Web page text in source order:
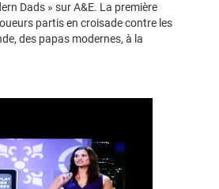
Dads » sur A&E. La première
partis en croisade contre les
des papas modernes, à la